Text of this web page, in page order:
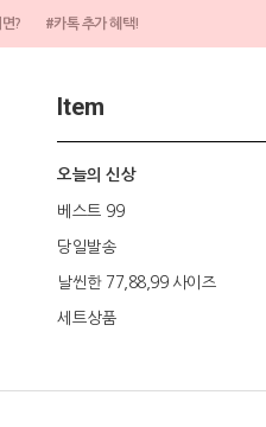
? #카톡 추가 혜택!
Item
오늘의 신상
베스트 99
당일발송
날씬한 77,88,99 사이즈
세트상품